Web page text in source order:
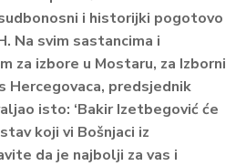
i historijki pogotovo
Na svim sastancima i
za izbore u Mostaru, za Izborni
Hercegovaca, predsjednik
isto: ‘Bakir Izetbegović će
koji vi Bošnjaci iz
da je najbolji za vas i